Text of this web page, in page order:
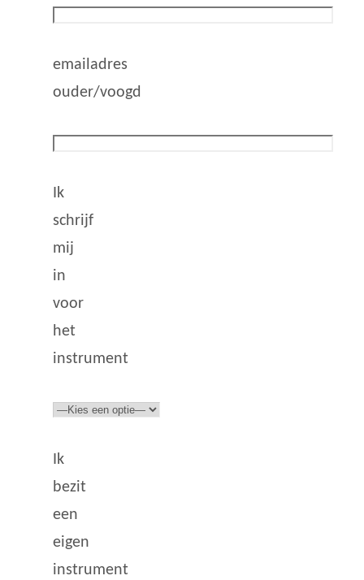
emailadres
ouder/voogd
Ik
schrijf
mij
in
voor
het
instrument
Ik
bezit
een
eigen
instrument